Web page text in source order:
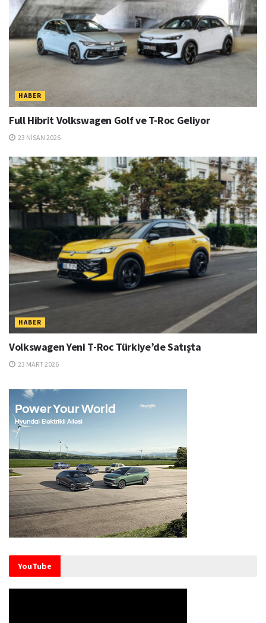
HABER
Full Hibrit Volkswagen Golf ve T-Roc Geliyor
23 NISAN 2026
HABER
Volkswagen Yeni T-Roc Türkiye’de Satışta
23 MART 2026
YouTube